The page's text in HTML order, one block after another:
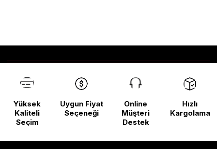
Yüksek
Kaliteli
Seçim
Uygun Fiyat
Seçeneği
Online
Müşteri
Destek
Hızlı
Kargolama